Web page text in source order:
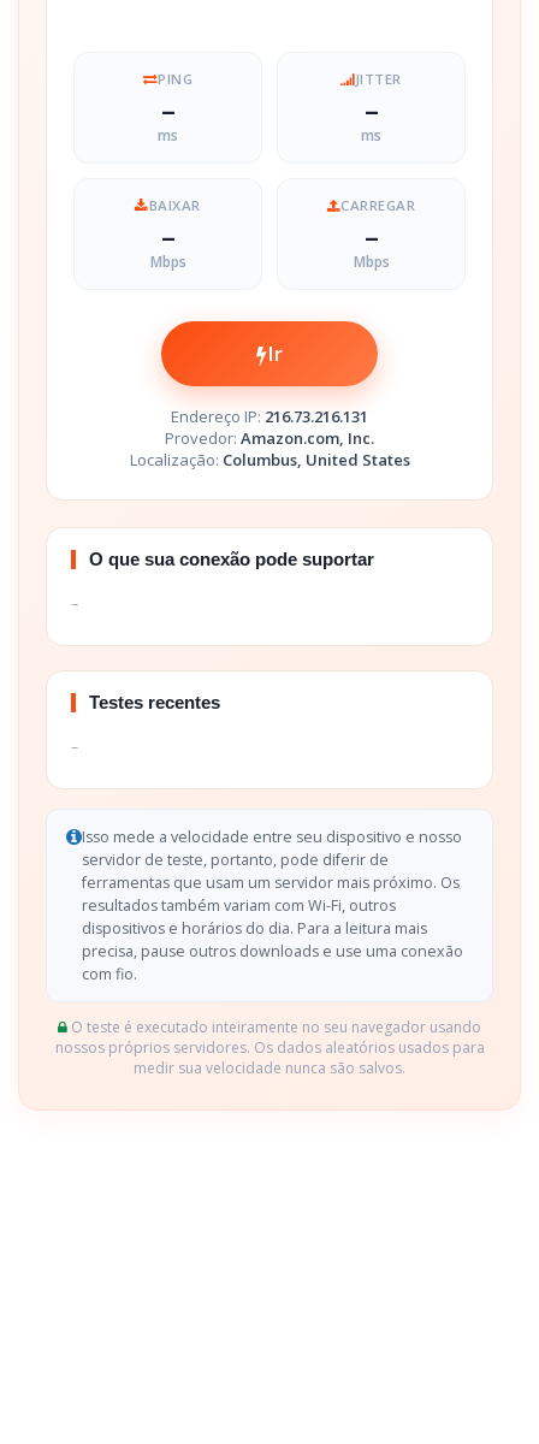
PING
–
ms
JITTER
–
ms
BAIXAR
–
Mbps
CARREGAR
–
Mbps
Ir
Endereço IP: 216.73.216.131
Provedor: Amazon.com, Inc.
Localização: Columbus, United States
O que sua conexão pode suportar
–
Testes recentes
–
Isso mede a velocidade entre seu dispositivo e nosso
servidor de teste, portanto, pode diferir de
ferramentas que usam um servidor mais próximo. Os
resultados também variam com Wi-Fi, outros
dispositivos e horários do dia. Para a leitura mais
precisa, pause outros downloads e use uma conexão
com fio.
O teste é executado inteiramente no seu navegador usando
nossos próprios servidores. Os dados aleatórios usados para
medir sua velocidade nunca são salvos.